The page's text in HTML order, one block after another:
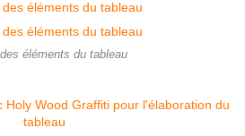
éléments du tableau